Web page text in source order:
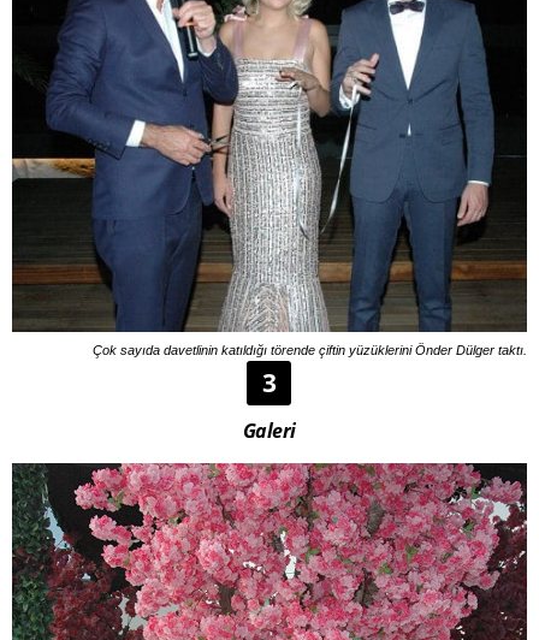
Çok sayıda davetlinin katıldığı törende çiftin yüzüklerini Önder Dülger taktı.
3
Galeri